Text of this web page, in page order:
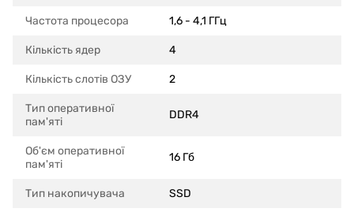
Частота процесора 1,6 - 4,1 ГГц
Кількість ядер 4
Кількість слотів ОЗУ 2
Тип оперативної
пам'яті
DDR4
Об'єм оперативної
пам'яті
16 Гб
Тип накопичувача SSD